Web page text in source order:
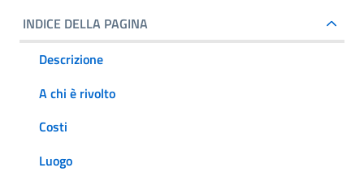
INDICE DELLA PAGINA
Descrizione
A chi è rivolto
Costi
Luogo